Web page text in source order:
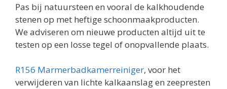
Pas bij natuursteen en vooral de kalkhoudende
stenen op met heftige schoonmaakproducten.
We adviseren om nieuwe producten altijd uit te
testen op een losse tegel of onopvallende plaats.
R156 Marmerbadkamerreiniger, voor het
verwijderen van lichte kalkaanslag en zeepresten